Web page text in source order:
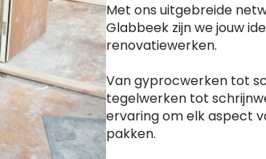
Met ons uitgebreide
Glabbeek zijn we jouw
renovatiewerken.
Van gyprocwerken tot
tegelwerken tot
ervaring om elk aspect
pakken.